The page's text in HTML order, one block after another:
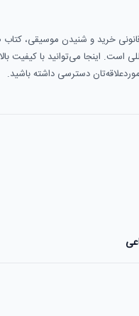
خرید و شنیدن موسیقی،
است. اینجا می‌توانید با کیفیت
دسترسی داشته باشید.